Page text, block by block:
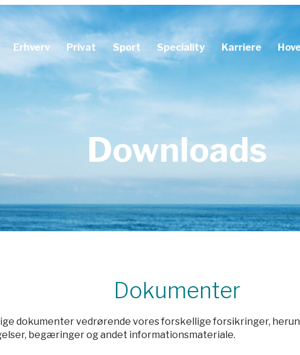
Erhverv
Arbejdsskadeforsikring
Cyberforsikring
Motorforsikring
Privat
Ulykkesforsikring
Sport
Dykkerforsikring
Sygedagpengeforsikring
Speciality Karriere
Downloads
Dokumenter
dokumenter vedrørende vores forskellige forsikringer,
begæringer og andet informationsmateriale.